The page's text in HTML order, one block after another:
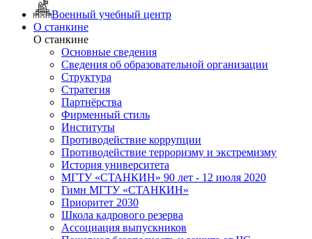
Военный учебный центр
О станкине
О станкине
Основные сведения
Сведения об образовательной организации
Структура
Стратегия
Партнёрства
Фирменный стиль
Институты
Противодействие коррупции
Противодействие терроризму и экстремизму
История университета
МГТУ «СТАНКИН» 90 лет - 12 июля 2020
Гимн МГТУ «СТАНКИН»
Приоритет 2030
Школа кадрового резерва
Ассоциация выпускников